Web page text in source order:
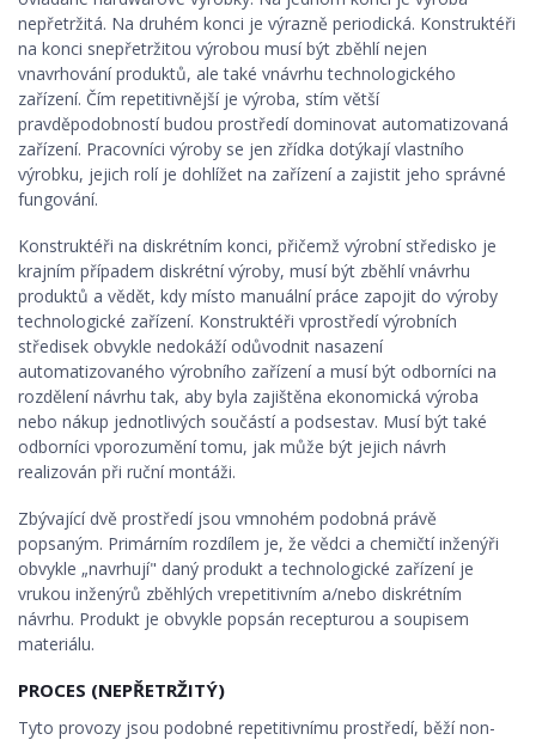
nepřetržitá. Na druhém konci je výrazně periodická. Konstruktéři
na konci snepřetržitou výrobou musí být zběhlí nejen
vnavrhování produktů, ale také vnávrhu technologického
zařízení. Čím repetitivnější je výroba, stím větší
pravděpodobností budou prostředí dominovat automatizovaná
zařízení. Pracovníci výroby se jen zřídka dotýkají vlastního
výrobku, jejich rolí je dohlížet na zařízení a zajistit jeho správné
fungování.
Konstruktéři na diskrétním konci, přičemž výrobní středisko je
krajním případem diskrétní výroby, musí být zběhlí vnávrhu
produktů a vědět, kdy místo manuální práce zapojit do výroby
technologické zařízení. Konstruktéři vprostředí výrobních
středisek obvykle nedokáží odůvodnit nasazení
automatizovaného výrobního zařízení a musí být odborníci na
rozdělení návrhu tak, aby byla zajištěna ekonomická výroba
nebo nákup jednotlivých součástí a podsestav. Musí být také
odborníci vporozumění tomu, jak může být jejich návrh
realizován při ruční montáži.
Zbývající dvě prostředí jsou vmnohém podobná právě
popsaným. Primárním rozdílem je, že vědci a chemičtí inženýři
obvykle „navrhují" daný produkt a technologické zařízení je
vrukou inženýrů zběhlých vrepetitivním a/nebo diskrétním
návrhu. Produkt je obvykle popsán recepturou a soupisem
materiálu.
PROCES (NEPŘETRŽITÝ)
Tyto provozy jsou podobné repetitivnímu prostředí, běží non-